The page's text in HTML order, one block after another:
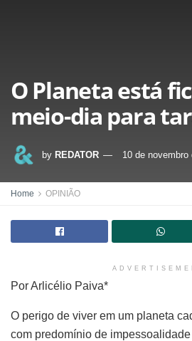
O Planeta está
meio-dia para
by REDATOR 10 de novembro
Home OPINIÃO
Por Arlicélio Paiva*
O perigo de viver em um planeta
com predomínio de